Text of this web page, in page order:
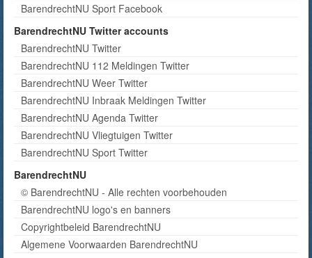
BarendrechtNU Sport Facebook
BarendrechtNU Twitter accounts
BarendrechtNU Twitter
BarendrechtNU 112 Meldingen Twitter
BarendrechtNU Weer Twitter
BarendrechtNU Inbraak Meldingen Twitter
BarendrechtNU Agenda Twitter
BarendrechtNU Vliegtuigen Twitter
BarendrechtNU Sport Twitter
BarendrechtNU
© BarendrechtNU - Alle rechten voorbehouden
BarendrechtNU logo's en banners
Copyrightbeleid BarendrechtNU
Algemene Voorwaarden BarendrechtNU